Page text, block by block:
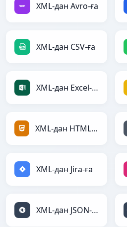
XML-дан Avro-ға
XML-дан CSV-ға
XML-дан Excel-ға
XML-дан HTML-ға
XML-дан Jira-ға
XML-дан JSON-ға